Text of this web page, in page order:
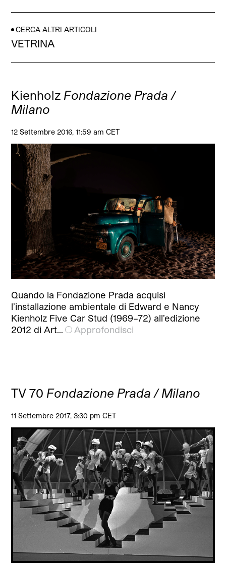
CERCA ALTRI ARTICOLI
VETRINA
Kienholz Fondazione Prada /
Milano
12 Settembre 2016, 11:59 am CET
Quando la Fondazione Prada acquisì
l’installazione ambientale di Edward e Nancy
Kienholz Five Car Stud (1969–72) all’edizione
2012 di Art…
Approfondisci
TV 70 Fondazione Prada / Milano
11 Settembre 2017, 3:30 pm CET